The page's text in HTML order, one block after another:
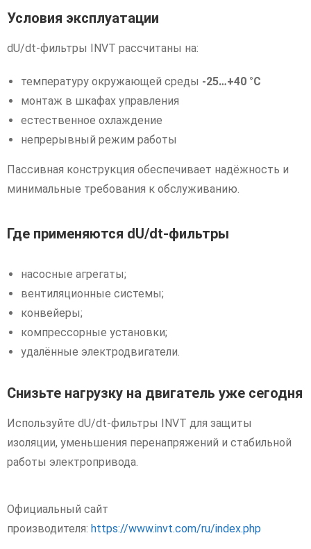
Условия эксплуатации
dU/dt-фильтры INVT рассчитаны на:
температуру окружающей среды -25…+40 °C
монтаж в шкафах управления
естественное охлаждение
непрерывный режим работы
Пассивная конструкция обеспечивает надёжность и
минимальные требования к обслуживанию.
Где применяются dU/dt-фильтры
насосные агрегаты;
вентиляционные системы;
конвейеры;
компрессорные установки;
удалённые электродвигатели.
Снизьте нагрузку на двигатель уже сегодня
Используйте dU/dt-фильтры INVT для защиты
изоляции, уменьшения перенапряжений и стабильной
работы электропривода.
Официальный сайт
производителя: https://www.invt.com/ru/index.php